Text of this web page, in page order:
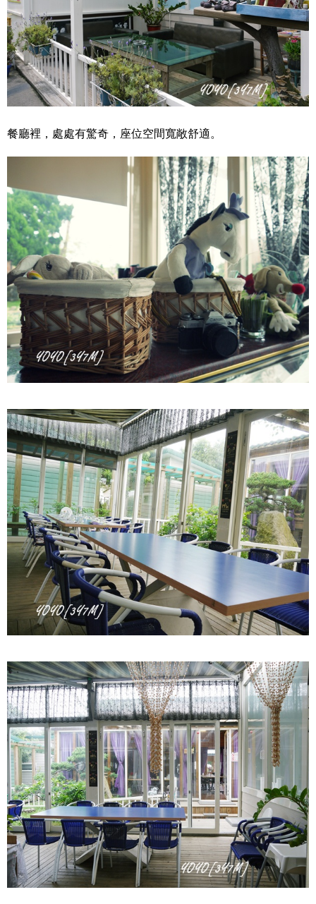
餐廳裡，處處有驚奇，座位空間寬敞舒適。